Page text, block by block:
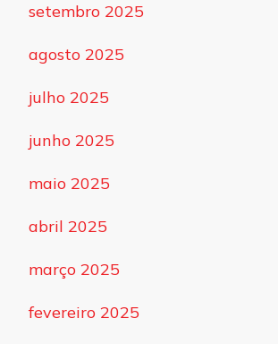
setembro 2025
agosto 2025
julho 2025
junho 2025
maio 2025
abril 2025
março 2025
fevereiro 2025